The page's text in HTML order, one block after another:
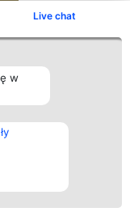
Live chat
w
Kontakt
Kontakt